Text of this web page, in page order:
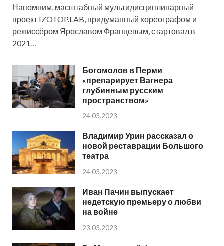
Напомним, масштабный мультидисциплинарный
проект IZOTOP.LAB, придуманный хореографом и
режиссёром Ярославом Францевым, стартовал в
2021…
Богомолов в Перми
«препарирует Вагнера
глубинным русским
пространством»
24.03.2023
Владимир Урин рассказал о
новой реставрации Большого
театра
24.03.2023
Иван Пачин выпускает
недетскую премьеру о любви
на войне
23.03.2023